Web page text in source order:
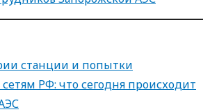
станции и попытки
РФ: что сегодня происходит